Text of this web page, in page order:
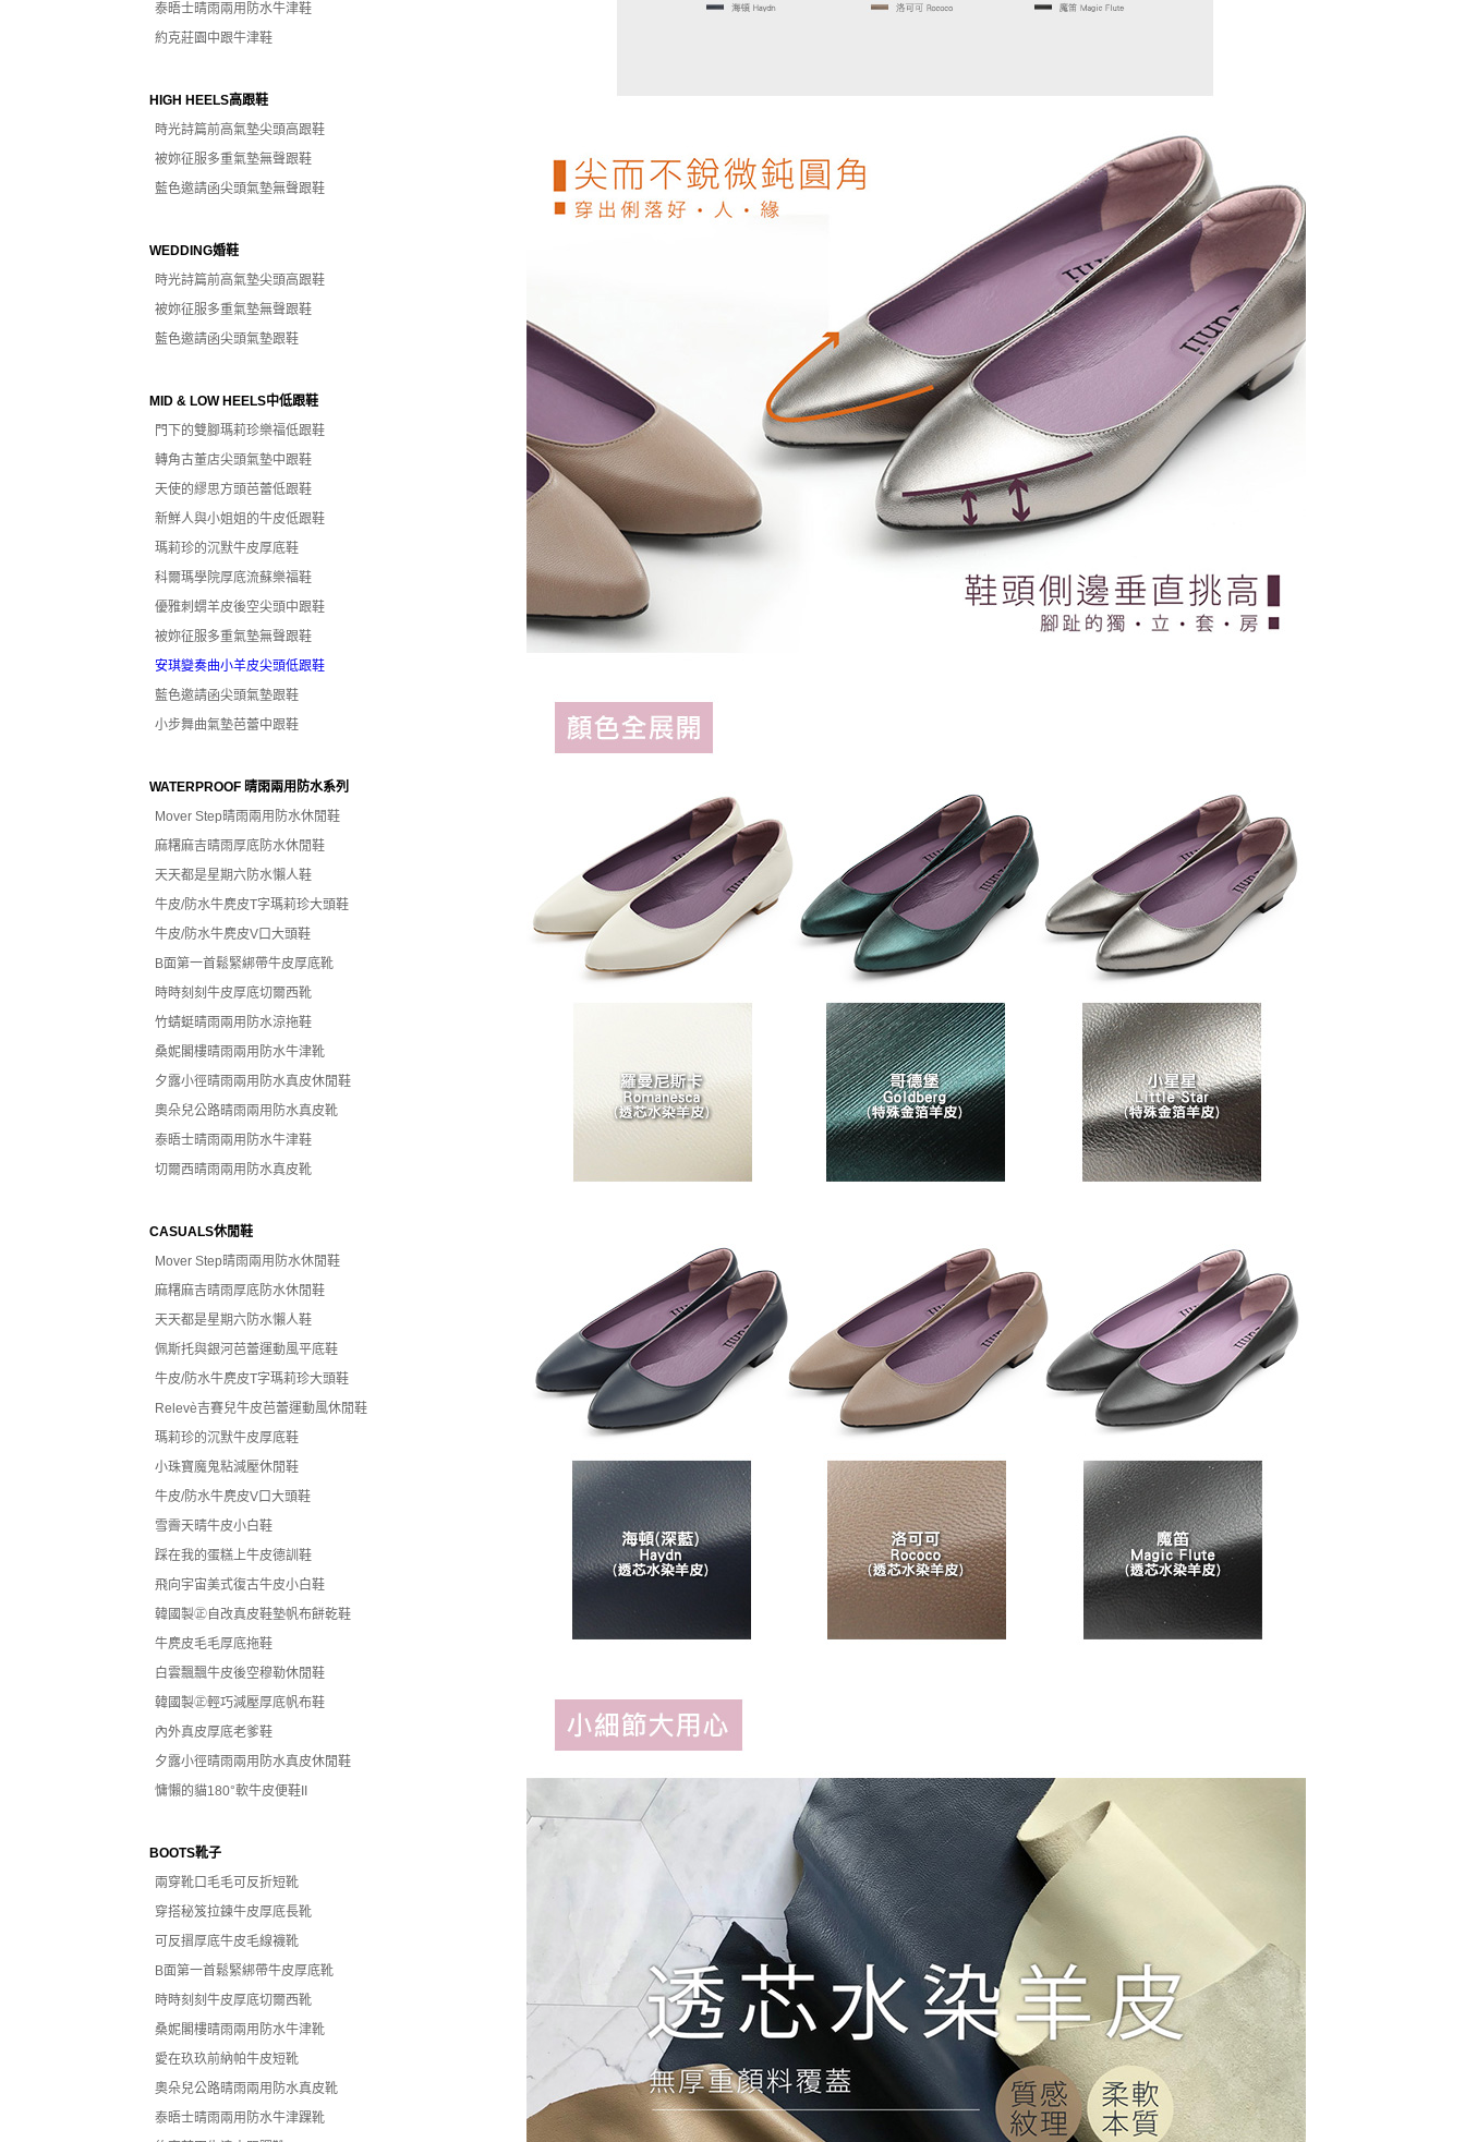
泰晤士晴雨兩用防水牛津鞋
約克莊園中跟牛津鞋
HIGH HEELS高跟鞋
時光詩篇前高氣墊尖頭高跟鞋
被妳征服多重氣墊無聲跟鞋
藍色邀請函尖頭氣墊無聲跟鞋
WEDDING婚鞋
時光詩篇前高氣墊尖頭高跟鞋
被妳征服多重氣墊無聲跟鞋
藍色邀請函尖頭氣墊跟鞋
MID & LOW HEELS中低跟鞋
門下的雙腳瑪莉珍樂福低跟鞋
轉角古董店尖頭氣墊中跟鞋
天使的繆思方頭芭蕾低跟鞋
新鮮人與小姐姐的牛皮低跟鞋
瑪莉珍的沉默牛皮厚底鞋
科爾瑪學院厚底流蘇樂福鞋
優雅刺蝟羊皮後空尖頭中跟鞋
被妳征服多重氣墊無聲跟鞋
安琪變奏曲小羊皮尖頭低跟鞋
藍色邀請函尖頭氣墊跟鞋
小步舞曲氣墊芭蕾中跟鞋
WATERPROOF 晴雨兩用防水系列
Mover Step晴雨兩用防水休閒鞋
麻糬麻吉晴雨厚底防水休閒鞋
天天都是星期六防水懶人鞋
牛皮/防水牛麂皮T字瑪莉珍大頭鞋
牛皮/防水牛麂皮V口大頭鞋
B面第一首鬆緊綁帶牛皮厚底靴
時時刻刻牛皮厚底切爾西靴
竹蜻蜓晴雨兩用防水涼拖鞋
桑妮閣樓晴雨兩用防水牛津靴
夕露小徑晴雨兩用防水真皮休閒鞋
奧朵兒公路晴雨兩用防水真皮靴
泰晤士晴雨兩用防水牛津鞋
切爾西晴雨兩用防水真皮靴
CASUALS休閒鞋
Mover Step晴雨兩用防水休閒鞋
麻糬麻吉晴雨厚底防水休閒鞋
天天都是星期六防水懶人鞋
佩斯托與銀河芭蕾運動風平底鞋
牛皮/防水牛麂皮T字瑪莉珍大頭鞋
Relevè吉賽兒牛皮芭蕾運動風休閒鞋
瑪莉珍的沉默牛皮厚底鞋
小珠寶魔鬼粘減壓休閒鞋
牛皮/防水牛麂皮V口大頭鞋
雪霽天晴牛皮小白鞋
踩在我的蛋糕上牛皮德訓鞋
飛向宇宙美式復古牛皮小白鞋
韓國製㊣自改真皮鞋墊帆布餅乾鞋
牛麂皮毛毛厚底拖鞋
白雲飄飄牛皮後空穆勒休閒鞋
韓國製㊣輕巧減壓厚底帆布鞋
內外真皮厚底老爹鞋
夕露小徑晴雨兩用防水真皮休閒鞋
慵懶的貓180°軟牛皮便鞋II
BOOTS靴子
兩穿靴口毛毛可反折短靴
穿搭秘笈拉鍊牛皮厚底長靴
可反摺厚底牛皮毛線襪靴
B面第一首鬆緊綁帶牛皮厚底靴
時時刻刻牛皮厚底切爾西靴
桑妮閣樓晴雨兩用防水牛津靴
愛在玖玖前納帕牛皮短靴
奧朵兒公路晴雨兩用防水真皮靴
泰晤士晴雨兩用防水牛津踝靴